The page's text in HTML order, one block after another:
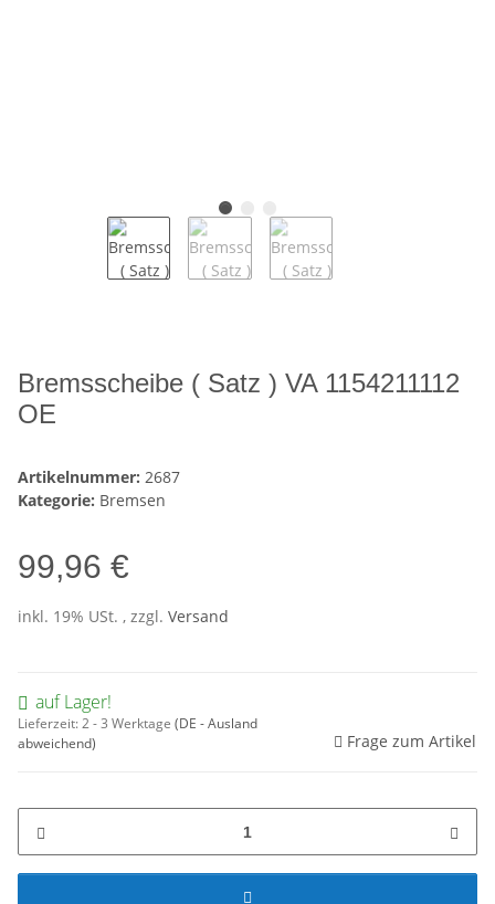
Bremsscheibe ( Satz ) VA 1154211112
OE
Artikelnummer: 2687
Kategorie: Bremsen
99,96 €
inkl. 19% USt. , zzgl. Versand
auf Lager!
Lieferzeit:2 - 3 Werktage (DE - Ausland
abweichend)
Frage zum Artikel